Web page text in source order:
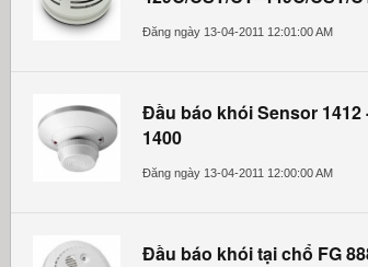
Đăng ngày 13-04-2011 12:01:00 AM
Đầu báo khói Sensor 1412
1400
Đăng ngày 13-04-2011 12:00:00 AM
Đầu báo khói tại chổ FG